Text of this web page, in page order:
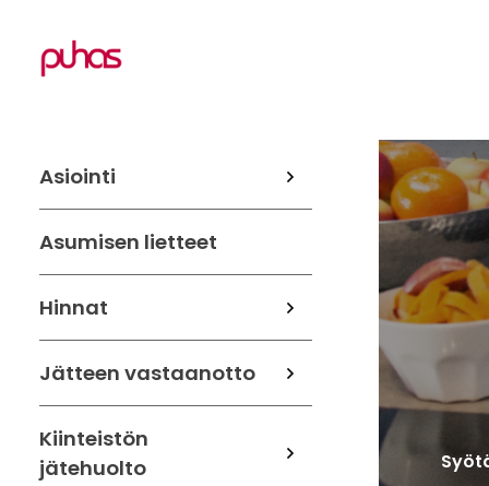
Asiointi
Asumisen lietteet
Hinnat
Jätteen vastaanotto
Kiinteistön
jätehuolto